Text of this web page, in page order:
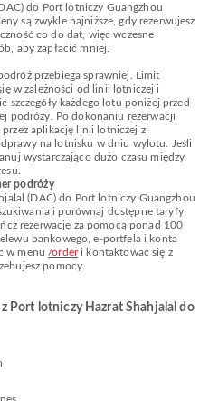
do Port lotniczy Guangzhou
są zwykle najniższe, gdy rezerwujesz
co do dat, więc wczesne
aby zapłacić mniej.
przebiega sprawniej. Limit
w zależności od linii lotniczej i
szczegóły każdego lotu poniżej przed
podróży. Po dokonaniu rezerwacji
przez aplikację linii lotniczej z
na lotnisku w dniu wylotu. Jeśli
wystarczająco dużo czasu między
podróży
(DAC) do Port lotniczy Guangzhou
i porównaj dostępne taryfy,
rezerwację za pomocą ponad 100
bankowego, e-portfela i konta
w menu /orderi kontaktować się z
pomocy.
Port lotniczy Hazrat Shahjalal do